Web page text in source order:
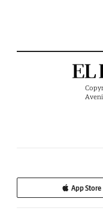
App Store